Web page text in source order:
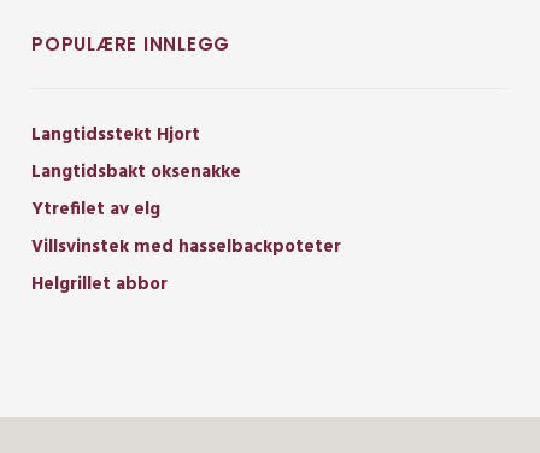
POPULÆRE INNLEGG
Langtidsstekt Hjort
Langtidsbakt oksenakke
Ytrefilet av elg
Villsvinstek med hasselbackpoteter
Helgrillet abbor